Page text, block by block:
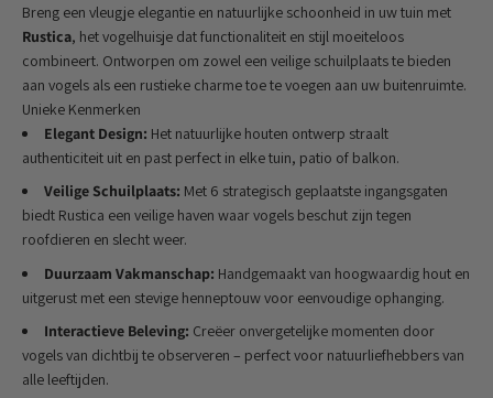
Breng een vleugje elegantie en natuurlijke schoonheid in uw tuin met
Rustica, het vogelhuisje dat functionaliteit en stijl moeiteloos
combineert. Ontworpen om zowel een veilige schuilplaats te bieden
aan vogels als een rustieke charme toe te voegen aan uw buitenruimte.
Unieke Kenmerken
Elegant Design: Het natuurlijke houten ontwerp straalt
authenticiteit uit en past perfect in elke tuin, patio of balkon.
Veilige Schuilplaats: Met 6 strategisch geplaatste ingangsgaten
biedt Rustica een veilige haven waar vogels beschut zijn tegen
roofdieren en slecht weer.
Duurzaam Vakmanschap: Handgemaakt van hoogwaardig hout en
uitgerust met een stevige henneptouw voor eenvoudige ophanging.
Interactieve Beleving: Creëer onvergetelijke momenten door
vogels van dichtbij te observeren – perfect voor natuurliefhebbers van
alle leeftijden.